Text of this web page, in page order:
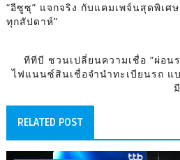
“อีซูซุ” แจกจริง กับแคมเพจ์นสุดพิเศ
ทุกสัปดาห์”
ทีทีบี ชวนเปลี่ยนความเชื่อ “ผ่อน
ไฟแนนซ์สินเชื่อจำนำทะเบียนรถ แ
RELATED POST